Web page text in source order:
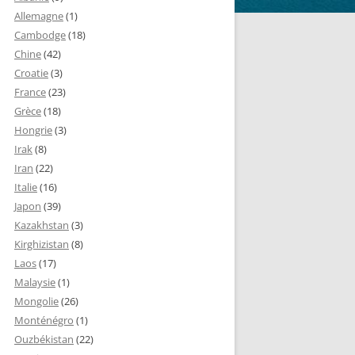
Allemagne(1)
Cambodge(18)
Chine(42)
Croatie(3)
France(23)
Grèce(18)
Hongrie(3)
Irak(8)
Iran (22)
Italie(16)
Japon (39)
Kazakhstan (3)
Kirghizistan (8)
Laos(17)
Malaysie(1)
Mongolie(26)
Monténégro (1)
Ouzbékistan (22)